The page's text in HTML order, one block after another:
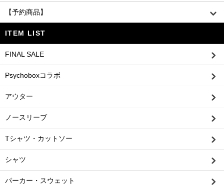
【予約商品】
ITEM LIST
FINAL SALE
Psychoboxコラボ
アウター
ノースリーブ
Tシャツ・カットソー
シャツ
パーカー・スウェット